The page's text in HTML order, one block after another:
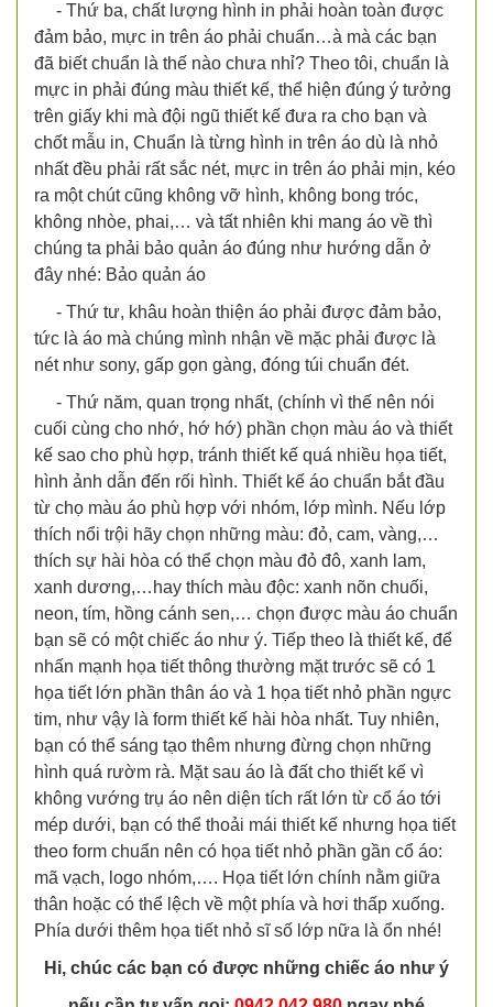
- Thứ ba, chất lượng hình in phải hoàn toàn được
đảm bảo, mực in trên áo phải chuẩn…à mà các bạn
đã biết chuẩn là thế nào chưa nhỉ? Theo tôi, chuẩn là
mực in phải đúng màu thiết kế, thể hiện đúng ý tưởng
trên giấy khi mà đội ngũ thiết kế đưa ra cho bạn và
chốt mẫu in, Chuẩn là từng hình in trên áo dù là nhỏ
nhất đều phải rất sắc nét, mực in trên áo phải mịn, kéo
ra một chút cũng không vỡ hình, không bong tróc,
không nhòe, phai,… và tất nhiên khi mang áo về thì
chúng ta phải bảo quản áo đúng như hướng dẫn ở
đây nhé: Bảo quản áo
- Thứ tư, khâu hoàn thiện áo phải được đảm bảo,
tức là áo mà chúng mình nhận về mặc phải được là
nét như sony, gấp gọn gàng, đóng túi chuẩn đét.
- Thứ năm, quan trọng nhất, (chính vì thế nên nói
cuối cùng cho nhớ, hớ hớ) phần chọn màu áo và thiết
kế sao cho phù hợp, tránh thiết kế quá nhiều họa tiết,
hình ảnh dẫn đến rối hình. Thiết kế áo chuẩn bắt đầu
từ chọ màu áo phù hợp với nhóm, lớp mình. Nếu lớp
thích nổi trội hãy chọn những màu: đỏ, cam, vàng,…
thích sự hài hòa có thể chọn màu đỏ đô, xanh lam,
xanh dương,…hay thích màu độc: xanh nõn chuối,
neon, tím, hồng cánh sen,… chọn được màu áo chuẩn
bạn sẽ có một chiếc áo như ý. Tiếp theo là thiết kế, để
nhấn mạnh họa tiết thông thường mặt trước sẽ có 1
họa tiết lớn phần thân áo và 1 họa tiết nhỏ phần ngực
tim, như vậy là form thiết kế hài hòa nhất. Tuy nhiên,
bạn có thể sáng tạo thêm nhưng đừng chọn những
hình quá rườm rà. Mặt sau áo là đất cho thiết kế vì
không vướng trụ áo nên diện tích rất lớn từ cổ áo tới
mép dưới, bạn có thể thoải mái thiết kế nhưng họa tiết
theo form chuẩn nên có họa tiết nhỏ phần gần cổ áo:
mã vạch, logo nhóm,…. Họa tiết lớn chính nằm giữa
thân hoặc có thể lệch về một phía và hơi thấp xuống.
Phía dưới thêm họa tiết nhỏ sĩ số lớp nữa là ổn nhé!
Hi, chúc các bạn có được những chiếc áo như ý